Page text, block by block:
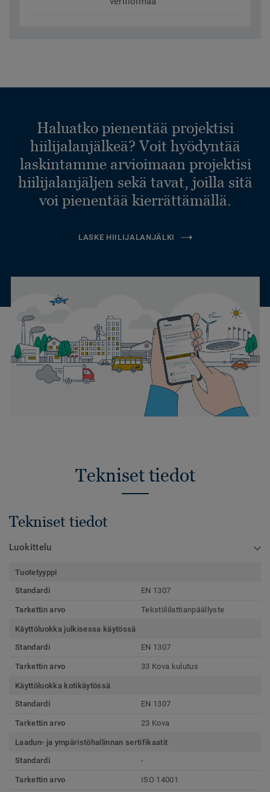
Haluatko pienentää projektisi
hiilijalanjälkeä? Voit hyödyntää
laskintamme arvioimaan projektisi
hiilijalanjäljen sekä tavat, joilla sitä
voi pienentää kierrättämällä.
LASKE HIILIJALANJÄLKI
Tekniset tiedot
Tekniset tiedot
Luokittelu
Tuotetyyppi
Standardi
EN 1307
Tarkettin arvo Tekstiililattianpäällyste
Käyttöluokka julkisessa käytössä
Standardi
EN 1307
Tarkettin arvo 33 Kova kulutus
Käyttöluokka kotikäytössä
Standardi
EN 1307
Tarkettin arvo 23 Kova
Laadun- ja ympäristöhallinnan sertifikaatit
Standardi
-
Tarkettin arvo ISO 14001